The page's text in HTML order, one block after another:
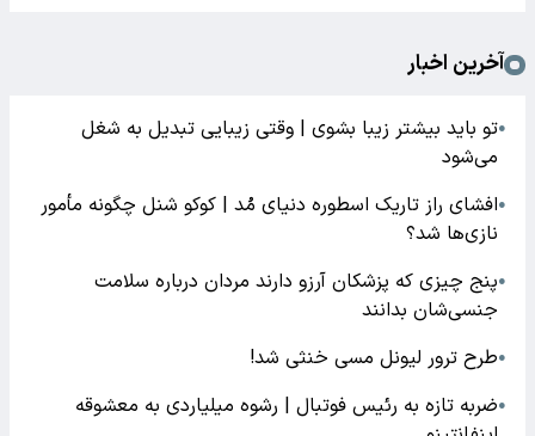
آخرین اخبار
●تو باید بیشتر زیبا بشوی | وقتی زیبایی تبدیل به شغل
می‌شود
●افشای راز تاریک اسطوره دنیای مُد | کوکو شنل چگونه مأمور
نازی‌ها شد؟
●پنج چیزی که پزشکان آرزو دارند مردان درباره سلامت
جنسی‌شان بدانند
●طرح ترور لیونل مسی خنثی شد!
●ضربه تازه به رئیس فوتبال | رشوه میلیاردی به معشوقه